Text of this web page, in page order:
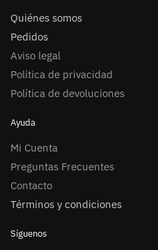
Quiénes somos
Pedidos
Aviso legal
Política de privacidad
Política de devoluciones
Ayuda
Mi Cuenta
Preguntas Frecuentes
Contacto
Términos y condiciones
Síguenos